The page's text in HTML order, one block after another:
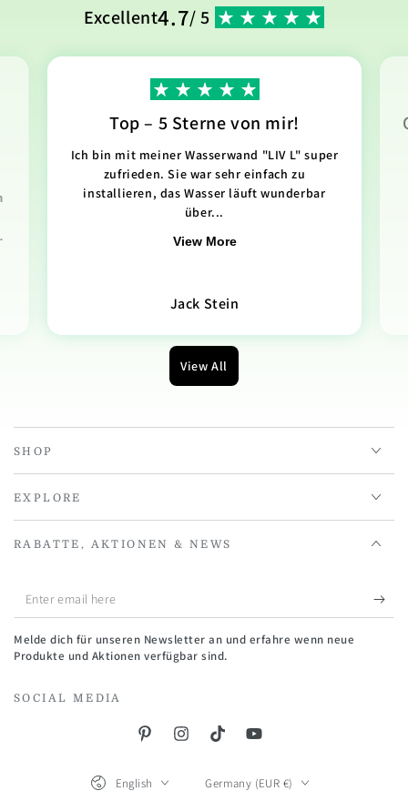
Excellent4.7/ 5
Top – 5 Sterne von mir!
Ich bin mit meiner Wasserwand "LIV L" super
zufrieden. Sie war sehr einfach zu
installieren, das Wasser läuft wunderbar
über...
View More
Jack Stein
View All
SHOP
EXPLORE
RABATTE, AKTIONEN & NEWS
Enter
email
here
Melde dich für unseren Newsletter an und erfahre wenn neue
Produkte und Aktionen verfügbar sind.
SOCIAL MEDIA
PinterestInstagramTikTokYouTube
English Germany (EUR €)